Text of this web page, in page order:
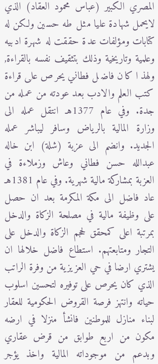
المصري الكبير (عباس محمود العقاد) الذي
لايحمل شهادة عليا مثل طه حسين ولكن له
كتابات ومؤلفات عدة حققت له شهرة ادبيه
وعلمية وتاريخية وذلك بتثقيف نفسه بالقراءة,
ولهذا كان فاضل فطاني يحرص على قراءة
كتب العلم والادب بعد عودته من عمله من
جدة. وفي عام 1377هـ انتقل عمله الى
وزارة المالية بالرياض وسافر ليباشر عمله
الجديد. وانضم الى عزبة (شلة) ابن خاله
عبدالله حسن فطاني وعاش وزملاءة في
العزبة بمشاركة مالية شهرية. وفي عام 1381هـ
عاد فاضل الى مكة المكرمة بعد ان حصل
على وظيفة مالية في مصلحة الزكاة والدخل
بمرتبة اعلى كمحقق لحجم الزكاة والدخل على
التجار ومتابعتهم. استطاع فاضل خلالها ان
يشتري ارضا في حي العزيزية من وفرة الراتب
الذي كان يحرص على توفيره لتحسين اسلوب
حياته وانتهز فرصة القروض الحكومية للعقار
لبناء منازل للموطنين فانشأ منزلا في ارضه
مكون من اربع طوابق من قرض عقاري
وبدعم من موجوداته المالية واخذ يؤجر